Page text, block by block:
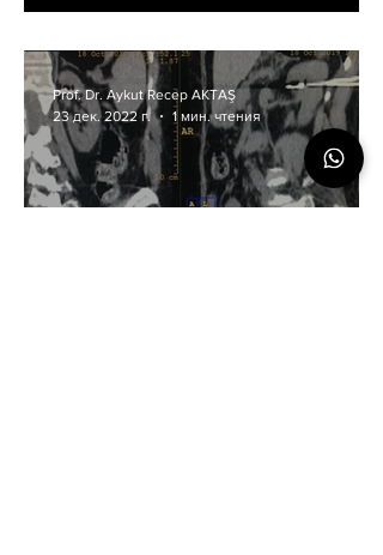
недостаточность? Что
такое пенная терапия?
Prof. Dr. Aykut Recep AKTAŞ
23 дек. 2022 г.
1 мин. чтения